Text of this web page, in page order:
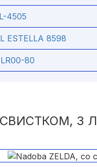
4505
ESTELLA 8598
80
СВИСТКОМ, 3 Л